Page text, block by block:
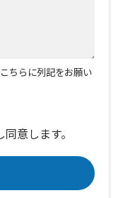
ちらに列記をお願い
意します。